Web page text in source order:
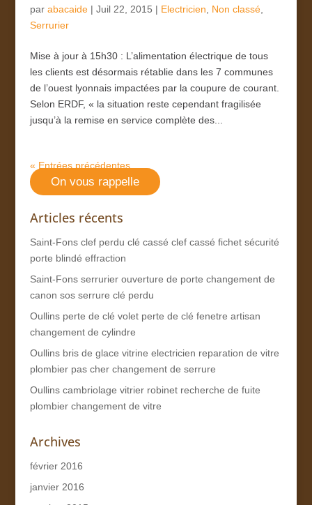
par abacaide| Juil 22, 2015 | Electricien Non classé,
Serrurier
Mise à jour à 15h30 : L’alimentation électrique de tous
les clients est désormais rétablie dans les 7 communes
de l’ouest lyonnais impactées par la coupure de courant.
Selon ERDF, « la situation reste cependant fragilisée
jusqu’à la remise en service complète des...
« Entrées précédentes
On vous rappelle
Articles récents
Saint-Fons clef perdu clé cassé clef cassé fichet sécurité
porte blindé effraction
Saint-Fons serrurier ouverture de porte changement de
canon sos serrure clé perdu
Oullins perte de clé volet perte de clé fenetre artisan
changement de cylindre
Oullins bris de glace vitrine electricien reparation de vitre
plombier pas cher changement de serrure
Oullins cambriolage vitrier robinet recherche de fuite
plombier changement de vitre
Archives
février 2016
janvier 2016